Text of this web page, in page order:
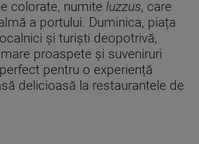
colorate, numite luzzus, care
a portului. Duminica, piața
și turiști deopotrivă,
proaspete și suveniruri
pentru o experiență
delicioasă la restaurantele de